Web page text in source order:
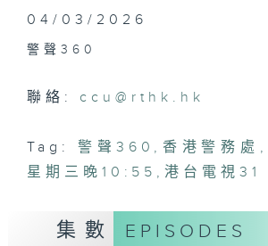
04/03/2026
警聲360
聯絡: ccu@rthk.hk
Tag: 警聲360 , 香港警務處 ,
星期三晚10:55 ,港台電視31
集數 EPISODES